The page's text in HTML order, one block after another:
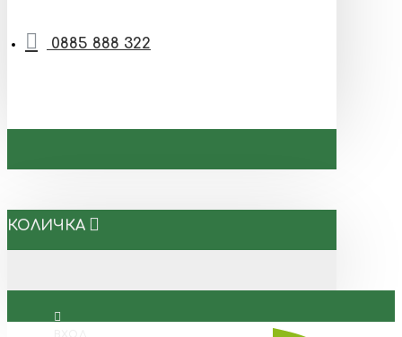
0885 888 322
КОЛИЧКА